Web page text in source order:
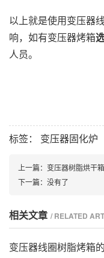
以上就是使用变压器
响，如有变压器烤箱
人员。
标签： 变压器固化炉
上一篇： 变压器树脂烘干
下一篇： 没有了
相关文章 / RELATED